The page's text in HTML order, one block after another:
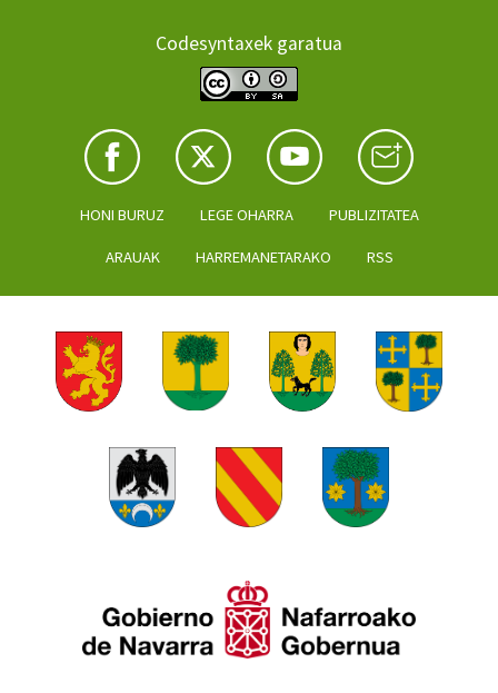
Codesyntaxek garatua
HONI BURUZ LEGE OHARRA PUBLIZITATEA
ARAUAK HARREMANETARAKO RSS